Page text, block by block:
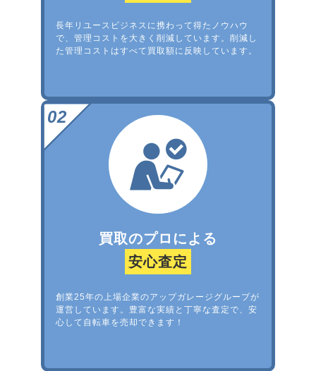
長年リユースビジネスに携わって得たノウハウ
で、管理コストを大きく削減しています。削減し
た管理コストはすべて買取額に反映しています。
買取のプロによる
安心査定
創業25年の上場企業のアップガレージグループが
運営しています。豊富な実績と丁寧な査定で、安
心して自転車を売却できます！